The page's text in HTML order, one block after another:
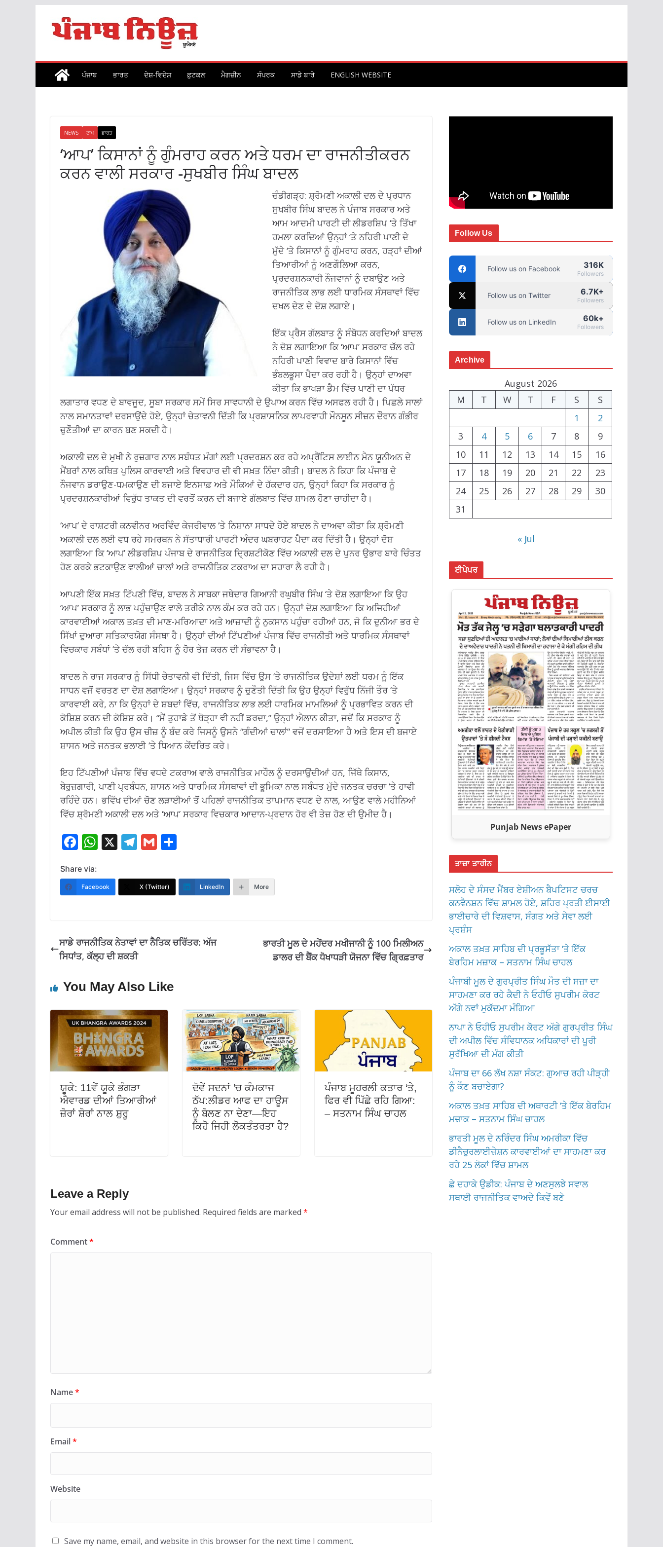
content
ਪੰਜਾਬ ਭਾਰਤ ਦੇਸ਼-ਵਿਦੇਸ਼ ਫ਼ੁਟਕਲ ਮੈਗਜ਼ੀਨ ਸੰਪਰਕ ਸਾਡੇ ਬਾਰੇ ENGLISH WEBSITE
NEWS ਟਾਪ ਭਾਰਤ
‘ਆਪ’ ਕਿਸਾਨਾਂ ਨੂੰ ਗੁੰਮਰਾਹ ਕਰਨ ਅਤੇ ਧਰਮ ਦਾ ਰਾਜਨੀਤੀਕਰਨ
ਕਰਨ ਵਾਲੀ ਸਰਕਾਰ -ਸੁਖਬੀਰ ਸਿੰਘ ਬਾਦਲ
ਚੰਡੀਗੜ੍ਹ: ਸ਼੍ਰੋਮਣੀ ਅਕਾਲੀ ਦਲ ਦੇ ਪ੍ਰਧਾਨ
ਸੁਖਬੀਰ ਸਿੰਘ ਬਾਦਲ ਨੇ ਪੰਜਾਬ ਸਰਕਾਰ ਅਤੇ
ਆਮ ਆਦਮੀ ਪਾਰਟੀ ਦੀ ਲੀਡਰਸ਼ਿਪ ‘ਤੇ ਤਿੱਖਾ
ਹਮਲਾ ਕਰਦਿਆਂ ਉਨ੍ਹਾਂ ‘ਤੇ ਨਹਿਰੀ ਪਾਣੀ ਦੇ
ਮੁੱਦੇ ‘ਤੇ ਕਿਸਾਨਾਂ ਨੂੰ ਗੁੰਮਰਾਹ ਕਰਨ, ਹੜ੍ਹਾਂ ਦੀਆਂ
ਤਿਆਰੀਆਂ ਨੂੰ ਅਣਗੌਲਿਆ ਕਰਨ,
ਪ੍ਰਦਰਸ਼ਨਕਾਰੀ ਨੌਜਵਾਨਾਂ ਨੂੰ ਦਬਾਉਣ ਅਤੇ
ਰਾਜਨੀਤਿਕ ਲਾਭ ਲਈ ਧਾਰਮਿਕ ਸੰਸਥਾਵਾਂ ਵਿੱਚ
ਦਖਲ ਦੇਣ ਦੇ ਦੋਸ਼ ਲਗਾਏ।
ਇੱਕ ਪ੍ਰੈਸ ਗੱਲਬਾਤ ਨੂੰ ਸੰਬੋਧਨ ਕਰਦਿਆਂ ਬਾਦਲ
ਨੇ ਦੋਸ਼ ਲਗਾਇਆ ਕਿ ‘ਆਪ’ ਸਰਕਾਰ ਚੱਲ ਰਹੇ
ਨਹਿਰੀ ਪਾਣੀ ਵਿਵਾਦ ਬਾਰੇ ਕਿਸਾਨਾਂ ਵਿੱਚ
ਭੰਬਲਭੂਸਾ ਪੈਦਾ ਕਰ ਰਹੀ ਹੈ। ਉਨ੍ਹਾਂ ਦਾਅਵਾ
ਕੀਤਾ ਕਿ ਭਾਖੜਾ ਡੈਮ ਵਿੱਚ ਪਾਣੀ ਦਾ ਪੱਧਰ
ਲਗਾਤਾਰ ਵਧਣ ਦੇ ਬਾਵਜੂਦ, ਸੂਬਾ ਸਰਕਾਰ ਸਮੇਂ ਸਿਰ ਸਾਵਧਾਨੀ ਦੇ ਉਪਾਅ ਕਰਨ ਵਿੱਚ ਅਸਫਲ ਰਹੀ ਹੈ। ਪਿਛਲੇ ਸਾਲਾਂ
ਨਾਲ ਸਮਾਨਤਾਵਾਂ ਦਰਸਾਉਂਦੇ ਹੋਏ, ਉਨ੍ਹਾਂ ਚੇਤਾਵਨੀ ਦਿੱਤੀ ਕਿ ਪ੍ਰਸ਼ਾਸਨਿਕ ਲਾਪਰਵਾਹੀ ਮੌਨਸੂਨ ਸੀਜ਼ਨ ਦੌਰਾਨ ਗੰਭੀਰ
ਚੁਣੌਤੀਆਂ ਦਾ ਕਾਰਨ ਬਣ ਸਕਦੀ ਹੈ।
ਅਕਾਲੀ ਦਲ ਦੇ ਮੁਖੀ ਨੇ ਰੁਜ਼ਗਾਰ ਨਾਲ ਸਬੰਧਤ ਮੰਗਾਂ ਲਈ ਪ੍ਰਦਰਸ਼ਨ ਕਰ ਰਹੇ ਅਪ੍ਰੈਂਟਿਸ ਲਾਈਨ ਮੈਨ ਯੂਨੀਅਨ ਦੇ
ਮੈਂਬਰਾਂ ਨਾਲ ਕਥਿਤ ਪੁਲਿਸ ਕਾਰਵਾਈ ਅਤੇ ਵਿਵਹਾਰ ਦੀ ਵੀ ਸਖ਼ਤ ਨਿੰਦਾ ਕੀਤੀ। ਬਾਦਲ ਨੇ ਕਿਹਾ ਕਿ ਪੰਜਾਬ ਦੇ
ਨੌਜਵਾਨ ਡਰਾਉਣ-ਧਮਕਾਉਣ ਦੀ ਬਜਾਏ ਇਨਸਾਫ਼ ਅਤੇ ਮੌਕਿਆਂ ਦੇ ਹੱਕਦਾਰ ਹਨ, ਉਨ੍ਹਾਂ ਕਿਹਾ ਕਿ ਸਰਕਾਰ ਨੂੰ
ਪ੍ਰਦਰਸ਼ਨਕਾਰੀਆਂ ਵਿਰੁੱਧ ਤਾਕਤ ਦੀ ਵਰਤੋਂ ਕਰਨ ਦੀ ਬਜਾਏ ਗੱਲਬਾਤ ਵਿੱਚ ਸ਼ਾਮਲ ਹੋਣਾ ਚਾਹੀਦਾ ਹੈ।
‘ਆਪ’ ਦੇ ਰਾਸ਼ਟਰੀ ਕਨਵੀਨਰ ਅਰਵਿੰਦ ਕੇਜਰੀਵਾਲ ‘ਤੇ ਨਿਸ਼ਾਨਾ ਸਾਧਦੇ ਹੋਏ ਬਾਦਲ ਨੇ ਦਾਅਵਾ ਕੀਤਾ ਕਿ ਸ਼੍ਰੋਮਣੀ
ਅਕਾਲੀ ਦਲ ਲਈ ਵਧ ਰਹੇ ਸਮਰਥਨ ਨੇ ਸੱਤਾਧਾਰੀ ਪਾਰਟੀ ਅੰਦਰ ਘਬਰਾਹਟ ਪੈਦਾ ਕਰ ਦਿੱਤੀ ਹੈ। ਉਨ੍ਹਾਂ ਦੋਸ਼
ਲਗਾਇਆ ਕਿ ‘ਆਪ’ ਲੀਡਰਸ਼ਿਪ ਪੰਜਾਬ ਦੇ ਰਾਜਨੀਤਿਕ ਦ੍ਰਿਸ਼ਟੀਕੋਣ ਵਿੱਚ ਅਕਾਲੀ ਦਲ ਦੇ ਪੁਨਰ ਉਭਾਰ ਬਾਰੇ ਚਿੰਤਤ
ਹੋਣ ਕਰਕੇ ਭਟਕਾਉਣ ਵਾਲੀਆਂ ਚਾਲਾਂ ਅਤੇ ਰਾਜਨੀਤਿਕ ਟਕਰਾਅ ਦਾ ਸਹਾਰਾ ਲੈ ਰਹੀ ਹੈ।
ਆਪਣੀ ਇੱਕ ਸਖ਼ਤ ਟਿੱਪਣੀ ਵਿੱਚ, ਬਾਦਲ ਨੇ ਸਾਬਕਾ ਜਥੇਦਾਰ ਗਿਆਨੀ ਰਘੁਬੀਰ ਸਿੰਘ ‘ਤੇ ਦੋਸ਼ ਲਗਾਇਆ ਕਿ ਉਹ
‘ਆਪ’ ਸਰਕਾਰ ਨੂੰ ਲਾਭ ਪਹੁੰਚਾਉਣ ਵਾਲੇ ਤਰੀਕੇ ਨਾਲ ਕੰਮ ਕਰ ਰਹੇ ਹਨ। ਉਨ੍ਹਾਂ ਦੋਸ਼ ਲਗਾਇਆ ਕਿ ਅਜਿਹੀਆਂ
ਕਾਰਵਾਈਆਂ ਅਕਾਲ ਤਖ਼ਤ ਦੀ ਮਾਣ-ਮਰਿਆਦਾ ਅਤੇ ਆਜ਼ਾਦੀ ਨੂੰ ਨੁਕਸਾਨ ਪਹੁੰਚਾ ਰਹੀਆਂ ਹਨ, ਜੋ ਕਿ ਦੁਨੀਆ ਭਰ ਦੇ
ਸਿੱਖਾਂ ਦੁਆਰਾ ਸਤਿਕਾਰਯੋਗ ਸੰਸਥਾ ਹੈ। ਉਨ੍ਹਾਂ ਦੀਆਂ ਟਿੱਪਣੀਆਂ ਪੰਜਾਬ ਵਿੱਚ ਰਾਜਨੀਤੀ ਅਤੇ ਧਾਰਮਿਕ ਸੰਸਥਾਵਾਂ
ਵਿਚਕਾਰ ਸਬੰਧਾਂ ‘ਤੇ ਚੱਲ ਰਹੀ ਬਹਿਸ ਨੂੰ ਹੋਰ ਤੇਜ਼ ਕਰਨ ਦੀ ਸੰਭਾਵਨਾ ਹੈ।
ਬਾਦਲ ਨੇ ਰਾਜ ਸਰਕਾਰ ਨੂੰ ਸਿੱਧੀ ਚੇਤਾਵਨੀ ਵੀ ਦਿੱਤੀ, ਜਿਸ ਵਿੱਚ ਉਸ ‘ਤੇ ਰਾਜਨੀਤਿਕ ਉਦੇਸ਼ਾਂ ਲਈ ਧਰਮ ਨੂੰ ਇੱਕ
ਸਾਧਨ ਵਜੋਂ ਵਰਤਣ ਦਾ ਦੋਸ਼ ਲਗਾਇਆ। ਉਨ੍ਹਾਂ ਸਰਕਾਰ ਨੂੰ ਚੁਣੌਤੀ ਦਿੱਤੀ ਕਿ ਉਹ ਉਨ੍ਹਾਂ ਵਿਰੁੱਧ ਨਿੱਜੀ ਤੌਰ ‘ਤੇ
ਕਾਰਵਾਈ ਕਰੇ, ਨਾ ਕਿ ਉਨ੍ਹਾਂ ਦੇ ਸ਼ਬਦਾਂ ਵਿੱਚ, ਰਾਜਨੀਤਿਕ ਲਾਭ ਲਈ ਧਾਰਮਿਕ ਮਾਮਲਿਆਂ ਨੂੰ ਪ੍ਰਭਾਵਿਤ ਕਰਨ ਦੀ
ਕੋਸ਼ਿਸ਼ ਕਰਨ ਦੀ ਕੋਸ਼ਿਸ਼ ਕਰੇ। “ਮੈਂ ਤੁਹਾਡੇ ਤੋਂ ਥੋੜ੍ਹਾ ਵੀ ਨਹੀਂ ਡਰਦਾ,” ਉਨ੍ਹਾਂ ਐਲਾਨ ਕੀਤਾ, ਜਦੋਂ ਕਿ ਸਰਕਾਰ ਨੂੰ
ਅਪੀਲ ਕੀਤੀ ਕਿ ਉਹ ਉਸ ਚੀਜ਼ ਨੂੰ ਬੰਦ ਕਰੇ ਜਿਸਨੂੰ ਉਸਨੇ “ਗੰਦੀਆਂ ਚਾਲਾਂ” ਵਜੋਂ ਦਰਸਾਇਆ ਹੈ ਅਤੇ ਇਸ ਦੀ ਬਜਾਏ
ਸ਼ਾਸਨ ਅਤੇ ਜਨਤਕ ਭਲਾਈ ‘ਤੇ ਧਿਆਨ ਕੇਂਦਰਿਤ ਕਰੇ।
ਇਹ ਟਿੱਪਣੀਆਂ ਪੰਜਾਬ ਵਿੱਚ ਵਧਦੇ ਟਕਰਾਅ ਵਾਲੇ ਰਾਜਨੀਤਿਕ ਮਾਹੌਲ ਨੂੰ ਦਰਸਾਉਂਦੀਆਂ ਹਨ, ਜਿੱਥੇ ਕਿਸਾਨ,
ਬੇਰੁਜ਼ਗਾਰੀ, ਪਾਣੀ ਪ੍ਰਬੰਧਨ, ਸ਼ਾਸਨ ਅਤੇ ਧਾਰਮਿਕ ਸੰਸਥਾਵਾਂ ਦੀ ਭੂਮਿਕਾ ਨਾਲ ਸਬੰਧਤ ਮੁੱਦੇ ਜਨਤਕ ਚਰਚਾ ‘ਤੇ ਹਾਵੀ
ਰਹਿੰਦੇ ਹਨ। ਭਵਿੱਖ ਦੀਆਂ ਚੋਣ ਲੜਾਈਆਂ ਤੋਂ ਪਹਿਲਾਂ ਰਾਜਨੀਤਿਕ ਤਾਪਮਾਨ ਵਧਣ ਦੇ ਨਾਲ, ਆਉਣ ਵਾਲੇ ਮਹੀਨਿਆਂ
ਵਿੱਚ ਸ਼੍ਰੋਮਣੀ ਅਕਾਲੀ ਦਲ ਅਤੇ ‘ਆਪ’ ਸਰਕਾਰ ਵਿਚਕਾਰ ਆਦਾਨ-ਪ੍ਰਦਾਨ ਹੋਰ ਵੀ ਤੇਜ਼ ਹੋਣ ਦੀ ਉਮੀਦ ਹੈ।
F
e
b
k
W
at
s
p
X T
e
gr
G
ai
l
ar
e
Share via:
Facebook X (Twitter) LinkedIn More
ਸਾਡੇ ਰਾਜਨੀਤਿਕ ਨੇਤਾਵਾਂ ਦਾ ਨੈਤਿਕ ਚਰਿੱਤਰ: ਅੱਜ
ਸਿਧਾਂਤ, ਕੱਲ੍ਹ ਦੀ ਸ਼ਕਤੀ
ਭਾਰਤੀ ਮੂਲ ਦੇ ਮਹੇਂਦਰ ਮਖੀਜਾਨੀ ਨੂੰ 100 ਮਿਲੀਅਨ
ਡਾਲਰ ਦੀ ਬੈਂਕ ਧੋਖਾਧੜੀ ਯੋਜਨਾ ਵਿੱਚ ਗ੍ਰਿਫ਼ਤਾਰ
You May Also Like
ਯੂਕੇ: 11ਵੇਂ ਯੂਕੇ ਭੰਗੜਾ
ਐਵਾਰਡ ਦੀਆਂ ਤਿਆਰੀਆਂ
ਜ਼ੋਰਾਂ ਸ਼ੋਰਾਂ ਨਾਲ ਸ਼ੁਰੂ
ਦੋਵੇਂ ਸਦਨਾਂ ’ਚ ਕੰਮਕਾਜ
ਠੱਪ:ਲੀਡਰ ਆਫ ਦਾ ਹਾਊਸ
ਨੂੰ ਬੋਲਣ ਨਾ ਦੇਣਾ—ਇਹ
ਕਿਹੋ ਜਿਹੀ ਲੋਕਤੰਤਰਤਾ ਹੈ?
ਪੰਜਾਬ ਮੂਹਰਲੀ ਕਤਾਰ ‘ਤੇ,
ਫਿਰ ਵੀ ਪਿੱਛੇ ਰਹਿ ਗਿਆ:
– ਸਤਨਾਮ ਸਿੰਘ ਚਾਹਲ
Leave a Reply
Your email address will not be published. Required fields are marked *
Comment*
Name*
Email*
Website
Save my name, email, and website in this browser for the next time I comment.
Follow Us
Follow us on Facebook 316K
Followers
Follow us on Twitter 6.7K+
Followers
Follow us on LinkedIn 60k+
Followers
Archive
August 2026
M
T W T F S
S
1
2
3
4 5 6 7 8
9
10
11 12 13 14 15
16
17
18 19 20 21 22
23
24
25 26 27 28 29
30
31
« Jul
ਈਪੇਪਰ
Punjab News ePaper
ਤਾਜ਼ਾ ਤਾਰੀਨ
ਸਲੋਹ ਦੇ ਸੰਸਦ ਮੈਂਬਰ ਏਸ਼ੀਅਨ ਬੈਪਟਿਸਟ ਚਰਚ
ਕਨਵੈਨਸ਼ਨ ਵਿੱਚ ਸ਼ਾਮਲ ਹੋਏ, ਸ਼ਹਿਰ ਪ੍ਰਤੀ ਈਸਾਈ
ਭਾਈਚਾਰੇ ਦੀ ਵਿਸ਼ਵਾਸ, ਸੰਗਤ ਅਤੇ ਸੇਵਾ ਲਈ
ਪ੍ਰਸ਼ੰਸ
ਅਕਾਲ ਤਖ਼ਤ ਸਾਹਿਬ ਦੀ ਪ੍ਰਭੂਸੱਤਾ ‘ਤੇ ਇੱਕ
ਬੇਰਹਿਮ ਮਜ਼ਾਕ – ਸਤਨਾਮ ਸਿੰਘ ਚਾਹਲ
ਪੰਜਾਬੀ ਮੂਲ ਦੇ ਗੁਰਪ੍ਰੀਤ ਸਿੰਘ ਮੌਤ ਦੀ ਸਜ਼ਾ ਦਾ
ਸਾਹਮਣਾ ਕਰ ਰਹੇ ਕੈਦੀ ਨੇ ਓਹੀਓ ਸੁਪਰੀਮ ਕੋਰਟ
ਅੱਗੇ ਨਵਾਂ ਮੁਕੱਦਮਾ ਮੰਗਿਆ
ਨਾਪਾ ਨੇ ਓਹੀਓ ਸੁਪਰੀਮ ਕੋਰਟ ਅੱਗੇ ਗੁਰਪ੍ਰੀਤ ਸਿੰਘ
ਦੀ ਅਪੀਲ ਵਿੱਚ ਸੰਵਿਧਾਨਕ ਅਧਿਕਾਰਾਂ ਦੀ ਪੂਰੀ
ਸੁਰੱਖਿਆ ਦੀ ਮੰਗ ਕੀਤੀ
ਪੰਜਾਬ ਦਾ 66 ਲੱਖ ਨਸ਼ਾ ਸੰਕਟ: ਗੁਆਚ ਰਹੀ ਪੀੜ੍ਹੀ
ਨੂੰ ਕੌਣ ਬਚਾਏਗਾ?
ਅਕਾਲ ਤਖ਼ਤ ਸਾਹਿਬ ਦੀ ਅਥਾਰਟੀ ‘ਤੇ ਇੱਕ ਬੇਰਹਿਮ
ਮਜ਼ਾਕ – ਸਤਨਾਮ ਸਿੰਘ ਚਾਹਲ
ਭਾਰਤੀ ਮੂਲ ਦੇ ਨਰਿੰਦਰ ਸਿੰਘ ਅਮਰੀਕਾ ਵਿੱਚ
ਡੀਨੈਚੁਰਲਾਈਜ਼ੇਸ਼ਨ ਕਾਰਵਾਈਆਂ ਦਾ ਸਾਹਮਣਾ ਕਰ
ਰਹੇ 25 ਲੋਕਾਂ ਵਿੱਚ ਸ਼ਾਮਲ
ਛੇ ਦਹਾਕੇ ਉਡੀਕ: ਪੰਜਾਬ ਦੇ ਅਣਸੁਲਝੇ ਸਵਾਲ
ਸਥਾਈ ਰਾਜਨੀਤਿਕ ਵਾਅਦੇ ਕਿਵੇਂ ਬਣੇ